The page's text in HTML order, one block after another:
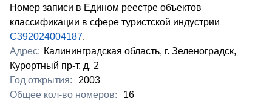
Номер записи в Едином реестре объектов
классификации в сфере туристской индустрии
С392024004187.
Адрес: Калининградская область, г. Зеленоградск,
Курортный пр-т, д. 2
Год открытия:
2003
Общее кол-во номеров:
16